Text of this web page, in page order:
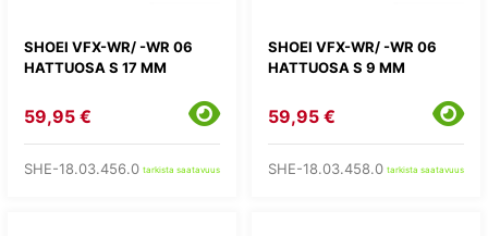
SHOEI VFX-WR/ -WR 06
HATTUOSA S 17 MM
59,95 €
SHE-18.03.456.0 tarkista saatavuus
SHOEI VFX-WR/ -WR 06
HATTUOSA S 9 MM
59,95 €
SHE-18.03.458.0 tarkista saatavuus